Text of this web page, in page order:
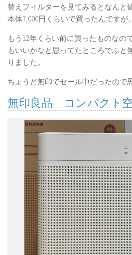
替えフィルターを見てみるとなんと
本体7,000円くらいで買ったんですが。
もう12年くらい前に買ったものなの
もいいかなと思ってたところでふと
りました。
ちょうど無印でセール中だったので
無印良品 コンパクト